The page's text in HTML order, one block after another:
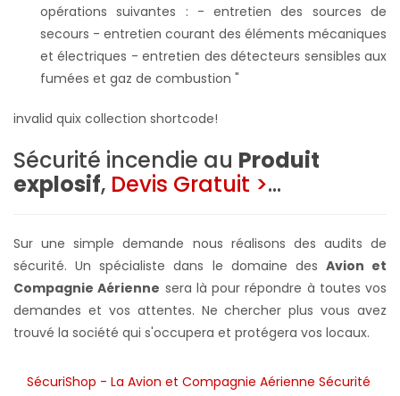
opérations suivantes : - entretien des sources de
secours - entretien courant des éléments mécaniques
et électriques - entretien des détecteurs sensibles aux
fumées et gaz de combustion "
invalid quix collection shortcode!
Sécurité incendie au Produit
explosif, Devis Gratuit >...
Sur une simple demande nous réalisons des audits de
sécurité. Un spécialiste dans le domaine des Avion et
Compagnie Aérienne sera là pour répondre à toutes vos
demandes et vos attentes. Ne chercher plus vous avez
trouvé la société qui s'occupera et protégera vos locaux.
SécuriShop - La Avion et Compagnie Aérienne Sécurité